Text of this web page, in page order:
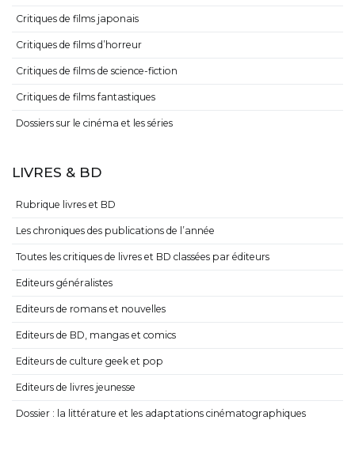
Critiques de films japonais
Critiques de films d’horreur
Critiques de films de science-fiction
Critiques de films fantastiques
Dossiers sur le cinéma et les séries
LIVRES & BD
Rubrique livres et BD
Les chroniques des publications de l’année
Toutes les critiques de livres et BD classées par éditeurs
Editeurs généralistes
Editeurs de romans et nouvelles
Editeurs de BD, mangas et comics
Editeurs de culture geek et pop
Editeurs de livres jeunesse
Dossier : la littérature et les adaptations cinématographiques